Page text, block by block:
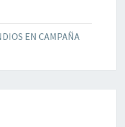
EN CAMPAÑA